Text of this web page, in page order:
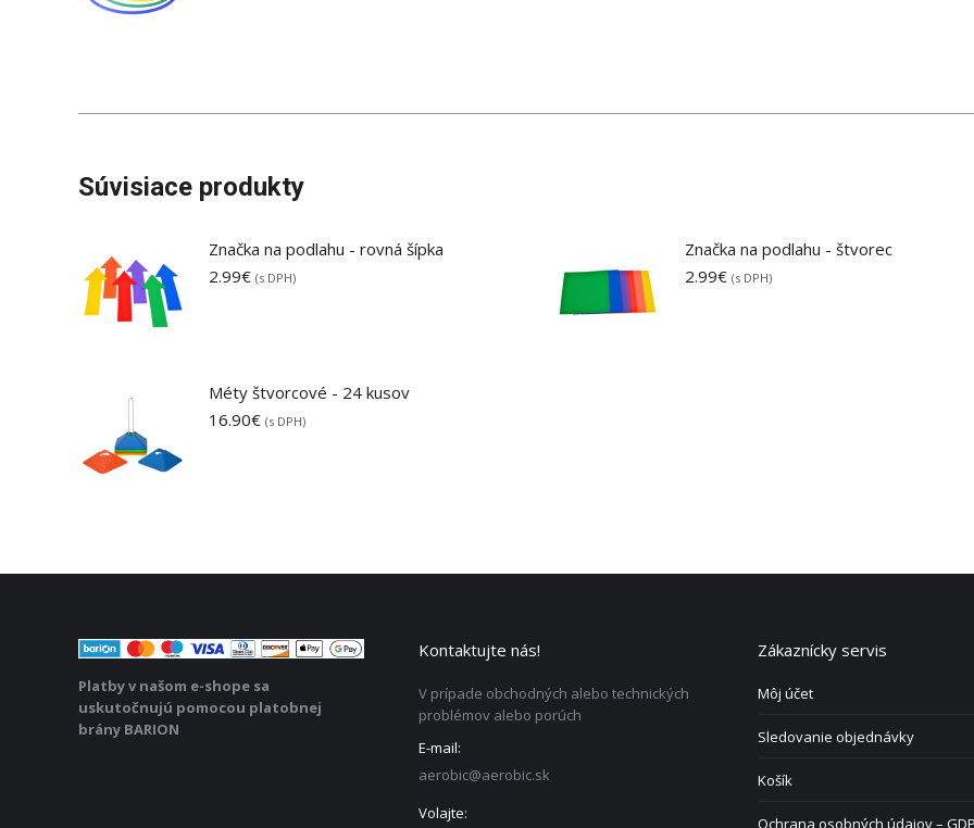
Súvisiace produkty
Značka na podlahu - rovná šípka
2.99€ (s DPH)
Značka na podlahu - štvorec
2.99€ (s DPH)
Méty štvorcové - 24 kusov
16.90€ (s DPH)
Platby v našom e-shope sa
uskutočnujú pomocou platobnej
brány BARION
Kontaktujte nás!
V prípade obchodných alebo technických
problémov alebo porúch
E-mail:
aerobic@aerobic.sk
Volajte:
Zákaznícky servis
Môj účet
Sledovanie objednávky
Košík
Ochrana osobných údajov –